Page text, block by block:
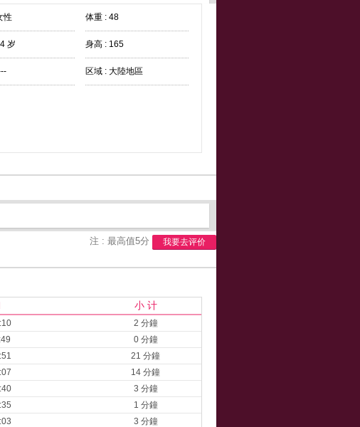
性 体重 : 48
岁 身高 : 165
区域 : 大陸地區
注 : 最高值5分 我要去评价
小 计
2 分鐘
0 分鐘
21 分鐘
14 分鐘
3 分鐘
1 分鐘
3 分鐘